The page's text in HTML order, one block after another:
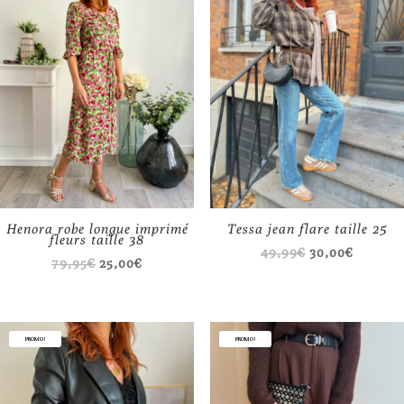
Henora robe longue imprimé
fleurs taille 38
79,95€ Le
était :
79,95€.
25,00€
Tessa jean flare taille 25
49,99€ Le
était :
49,99€.
30,00€Le
est :
30,00€.
PROMO ! PROMO !